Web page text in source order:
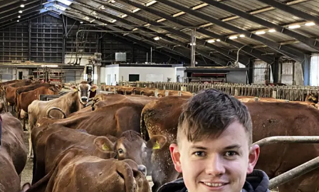
Log ind med det samme